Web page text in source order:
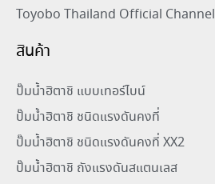
Toyobo Thailand Official Channel
สินค้า
ปั๊มน้ำฮิตาชิ แบบเทอร์ไบน์
ปั๊มน้ำฮิตาชิ ชนิดแรงดันคงที่
ปั๊มน้ำฮิตาชิ ชนิดแรงดันคงที่ XX2
ปั๊มน้ำฮิตาชิ ถังแรงดันสแตนเลส